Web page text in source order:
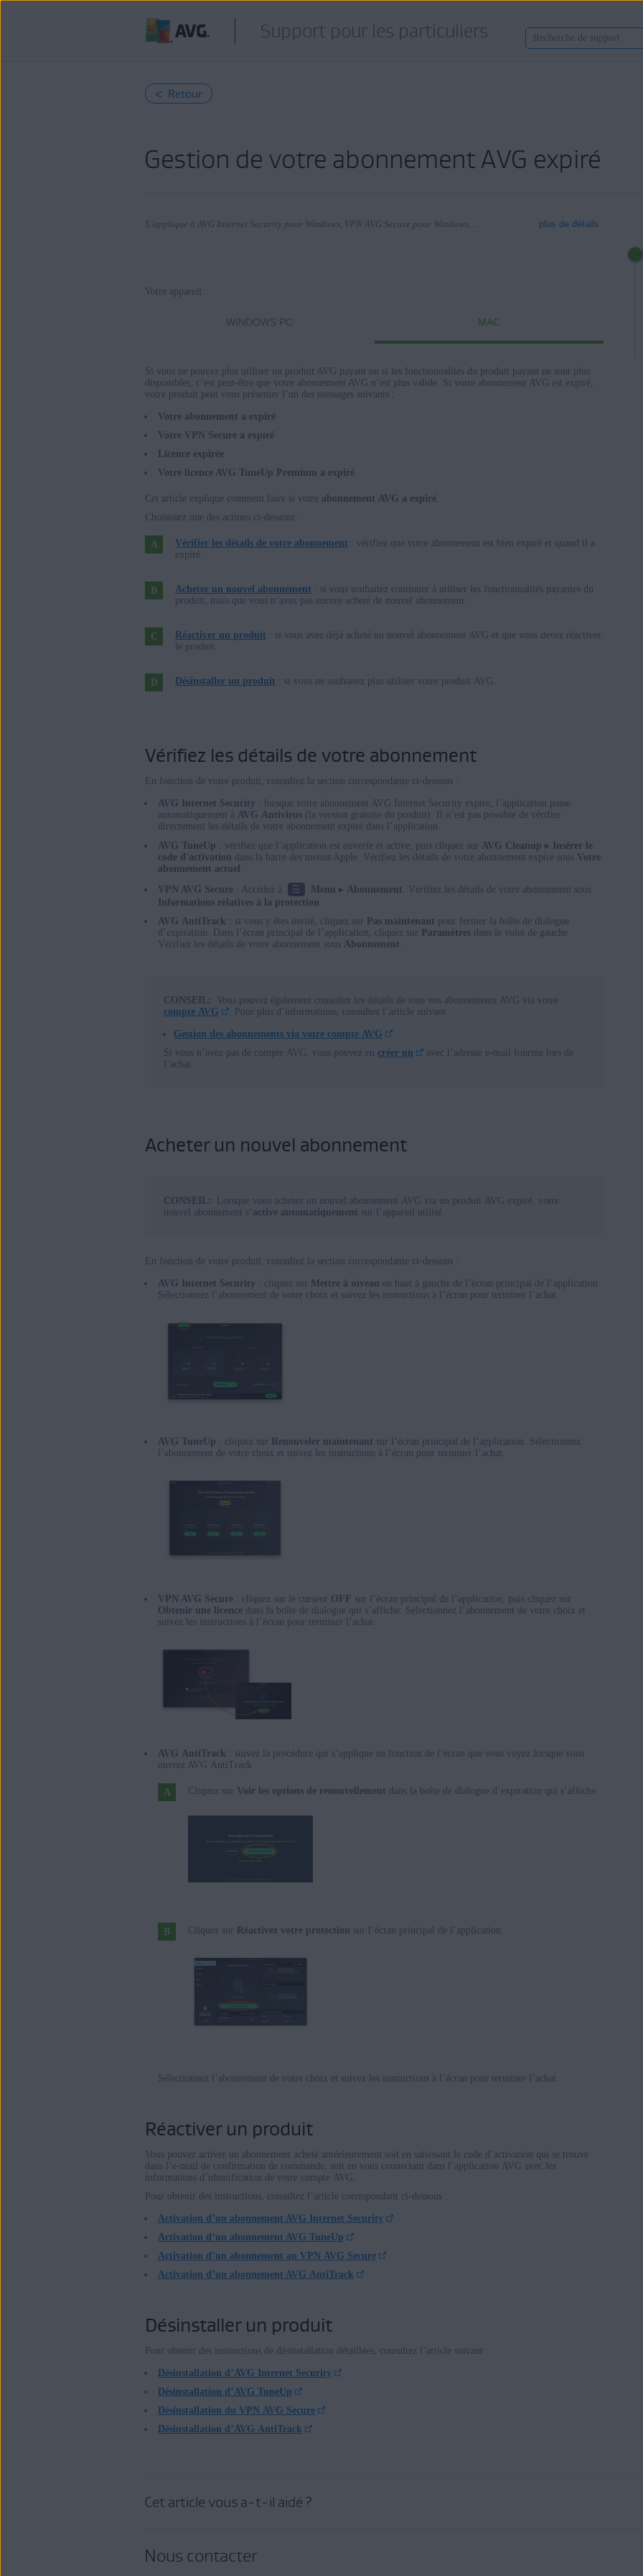
Support pour les particuliers
< Retour
Gestion de votre abonnement AVG expiré
S’applique à AVG Internet Security pour Windows, VPN AVG Secure pour Windows, AVG TuneUp pour Windows, AVG AntiTrack pour Windows, AVG Internet Security pour Mac, VPN AVG Secure pour Mac, AVG TuneUp pour Mac, AVG AntiTrack pour Mac plus de détails
Produits:
AVG AntiTrack 2.x pour Windows
VPN AVG Secure 1.x pour Mac
AVG TuneUp 2.x pour Mac
AVG AntiTrack 1.x pour Mac
Systèmes d'exploitation:
Microsoft Windows 11 Home / Pro / Enterprise / Education
Microsoft Windows 10 Famille/Professionnel/Entreprise/Éducation (32/64 bits)
Microsoft Windows 8.1/Professionnel/Entreprise (32/64 bits)
Microsoft Windows 7 Édition Familiale Basique/Édition Familiale Premium/Professionnel/Entreprise/
Apple macOS 12.x (Monterey)
Apple macOS 10.15.x (Catalina)
Apple mac OS X 10.11.x (El Capitan)
Votre appareil:
WINDOWS PC MAC
Si vous ne pouvez plus utiliser un produit AVG payant ou si les fonctionnalités du produit payant ne sont plus
disponibles, c’est peut-être que votre abonnement AVG n’est plus valide. Si votre abonnement AVG est expiré,
votre produit peut vous présenter l’un des messages suivants :
Votre abonnement a expiré
Votre VPN Secure a expiré
Licence expirée
Votre licence AVG TuneUp Premium a expiré
Cet article explique comment faire si votre abonnement AVG a expiré.
Choisissez une des actions ci-dessous :
Vérifier les détails de votre abonnement : vérifiez que votre abonnement est bien expiré et quand il a
expiré.
Acheter un nouvel abonnement : si vous souhaitez continuer à utiliser les fonctionnalités payantes du
produit, mais que vous n’avez pas encore acheté de nouvel abonnement.
Réactiver un produit : si vous avez déjà acheté un nouvel abonnement AVG et que vous devez réactiver
le produit.
Désinstaller un produit : si vous ne souhaitez plus utiliser votre produit AVG.
Vérifiez les détails de votre abonnement
En fonction de votre produit, consultez la section correspondante ci-dessous :
AVG Internet Security : lorsque votre abonnement AVG Internet Security expire, l’application passe
automatiquement à AVG Antivirus (la version gratuite du produit). Il n’est pas possible de vérifier
directement les détails de votre abonnement expiré dans l’application.
AVG TuneUp : vérifiez que l’application est ouverte et active, puis cliquez sur AVG Cleanup ▸
Insérer le
code d'activation dans la barre des menus Apple. Vérifiez les détails de votre abonnement expiré sous Votre
abonnement actuel .
VPN AVG Secure : Accédez à ☰ Menu ▸ Abonnement. Vérifiez les détails de votre abonnement sous
Informations relatives à la protection
AVG AntiTrack : si vous y êtes invité, cliquez sur Pas maintenant pour fermer la boîte de dialogue
d’expiration. Dans l’écran principal de l’application, cliquez sur
Paramètres dans le volet de gauche.
Vérifiez les détails de votre abonnement sous Abonnement
CONSEIL:
Vous pouvez également consulter les détails de tous vos abonnements AVG via votre
compte AVG
. Pour plus d’informations, consultez l’article suivant :
Gestion des abonnements via votre compte AVG
Si vous n’avez pas de compte AVG, vous pouvez en créer un
avec l’adresse e-mail fournie lors de
l’achat.
Acheter un nouvel abonnement
CONSEIL:
Lorsque vous achetez un nouvel abonnement AVG via un produit AVG expiré, votre
nouvel abonnement s’ active automatiquement sur l’appareil utilisé.
En fonction de votre produit, consultez la section correspondante ci-dessous :
AVG Internet Security : cliquez sur Mettre à niveau en haut à gauche de l’écran principal de l’application.
Sélectionnez l’abonnement de votre choix et suivez les instructions à l’écran pour terminer l’achat.
AVG TuneUp : cliquez sur Renouveler maintenant sur l’écran principal de l’application. Sélectionnez
l’abonnement de votre choix et suivez les instructions à l’écran pour terminer l’achat.
VPN AVG Secure : cliquez sur le curseur OFF sur l’écran principal de l’application, puis cliquez sur
Obtenir une licence dans la boîte de dialogue qui s’affiche. Sélectionnez l’abonnement de votre choix et
suivez les instructions à l’écran pour terminer l’achat.
AVG AntiTrack : suivez la procédure qui s’applique en fonction de l’écran que vous voyez lorsque vous
ouvrez AVG AntiTrack :
Cliquez sur Voir les options de renouvellement dans la boîte de dialogue d’expiration qui s’affiche.
Cliquez sur Réactivez votre protection sur l’écran principal de l’application.
Sélectionnez l’abonnement de votre choix et suivez les instructions à l’écran pour terminer l’achat.
Réactiver un produit
Vous pouvez activer un abonnement acheté antérieurement soit en saisissant le code d’activation qui se trouve
dans l’e-mail de confirmation de commande, soit en vous connectant dans l’application AVG avec les
informations d’identification de votre compte AVG.
Pour obtenir des instructions, consultez l’article correspondant ci-dessous :
Activation d’un abonnement AVG Internet Security
Activation d’un abonnement AVG TuneUp
Activation d’un abonnement au VPN AVG Secure
Activation d’un abonnement AVG AntiTrack
Désinstaller un produit
Pour obtenir des instructions de désinstallation détaillées, consultez l’article suivant :
Désinstallation d’AVG Internet Security
Désinstallation d’AVG TuneUp
Désinstallation du VPN AVG Secure
Désinstallation d’AVG AntiTrack
Cet article vous a-t-il aidé ?
Nous contacter